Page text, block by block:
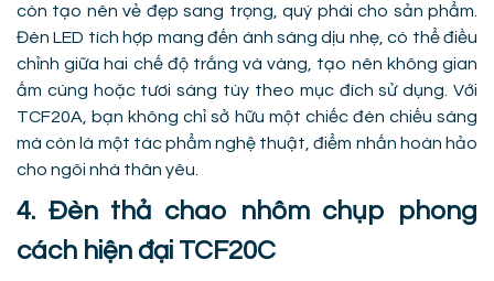
còn tạo nên vẻ đẹp sang trọng, quý phái cho sản phẩm.
Đèn LED tích hợp mang đến ánh sáng dịu nhẹ, có thể điều
chỉnh giữa hai chế độ trắng và vàng, tạo nên không gian
ấm cúng hoặc tươi sáng tùy theo mục đích sử dụng. Với
TCF20A, bạn không chỉ sở hữu một chiếc đèn chiếu sáng
mà còn là một tác phẩm nghệ thuật, điểm nhấn hoàn hảo
cho ngôi nhà thân yêu.
4. Đèn thả chao nhôm chụp phong
cách hiện đại TCF20C